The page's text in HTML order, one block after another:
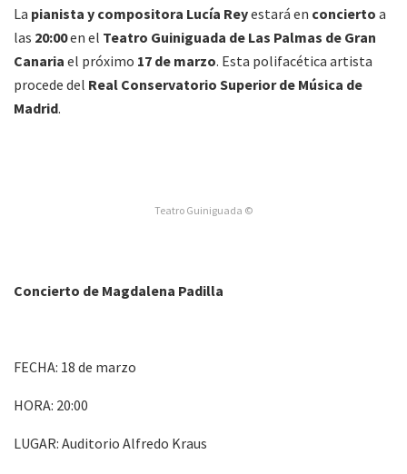
La pianista y compositora Lucía Reyestará en concierto a
las 20:00en el Teatro Guiniguada de Las Palmas de Gran
Canaria el próximo 17 de marzo. Esta polifacética artista
procede del Real Conservatorio Superior de Música de
Madrid.
Teatro Guiniguada ©
Concierto de Magdalena Padilla
FECHA: 18 de marzo
HORA: 20:00
LUGAR: Auditorio Alfredo Kraus